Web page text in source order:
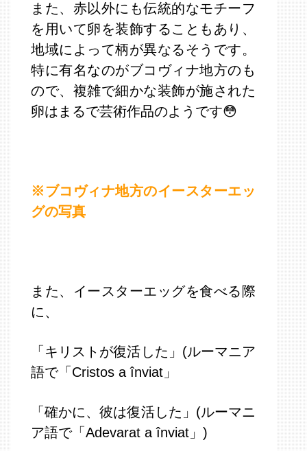
また、赤以外にも伝統的なモチーフ
を用いて卵を装飾することもあり、
地域によって柄が異なるそうです。
特に有名なのがブコヴィナ地方のも
ので、複雑で細かな装飾が施された
卵はまるで芸術作品のようです😳
※ブコヴィナ地方のイースターエッ
グの写真
また、イースターエッグを食べる際
に、
「キリストが復活した」(ルーマニア
語で「Cristos a înviat」
「確かに、彼は復活した」(ルーマニ
ア語で「Adevarat a înviat」)